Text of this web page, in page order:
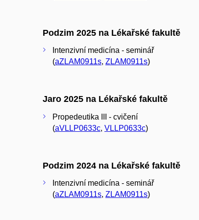
Podzim 2025 na Lékařské fakultě
Intenzivní medicína - seminář
(aZLAM0911s, ZLAM0911s)
Jaro 2025 na Lékařské fakultě
Propedeutika III - cvičení
(aVLLP0633c, VLLP0633c)
Podzim 2024 na Lékařské fakultě
Intenzivní medicína - seminář
(aZLAM0911s, ZLAM0911s)